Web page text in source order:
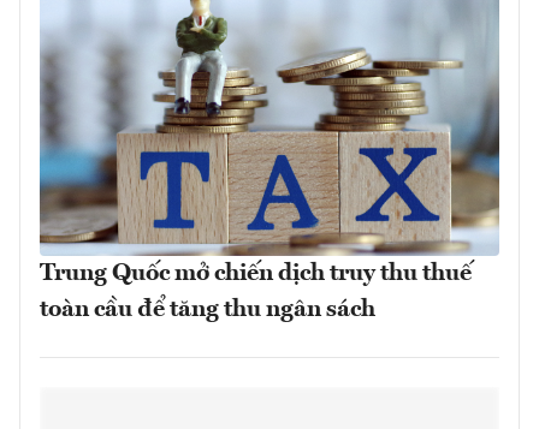
Trung Quốc mở chiến dịch truy thu thuế
toàn cầu để tăng thu ngân sách